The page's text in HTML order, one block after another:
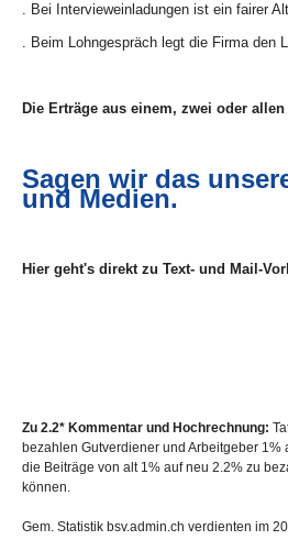
. Bei Intervieweinladungen ist ein fairer
. Beim Lohngespräch legt die Firma den
Die Erträge aus einem, zwei oder
Sagen wir das
und Medien.
Hier geht's direkt zu Text- und Mail-
Zu 2.2* Kommentar und Hochrechnung:
bezahlen Gutverdiener und Arbeitgeber
die Beiträge von alt 1% auf neu 2.2% zu
können.
Gem. Statistik bsv.admin.ch verdienten im